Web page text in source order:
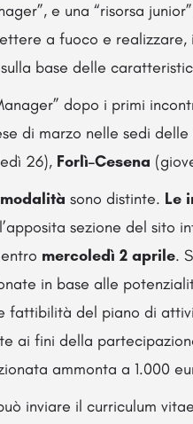
e una “risorsa
a fuoco e
base delle
dopo i primi
di marzo nelle sedi
26), Forlì–Cesena
modalità sono distinte. Le
sezione del sito
mercoledì 2 aprile.
in base alle
fattibilità del piano di
ai fini della
ammonta a 1.000
inviare il curriculum